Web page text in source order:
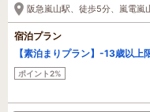
阪急嵐山駅、徒歩5分、嵐電嵐
宿泊プラン
【素泊まりプラン】-13歳以上
ポイント2%